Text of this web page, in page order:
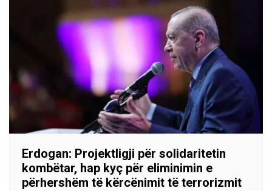
Erdogan: Projektligji për solidaritetin
kombëtar, hap kyç për eliminimin e
përhershëm të kërcënimit të terrorizmit